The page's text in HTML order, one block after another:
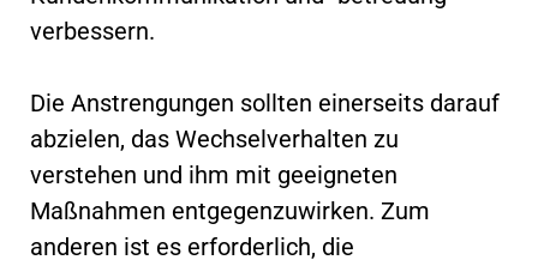
verbessern.
Die Anstrengungen sollten einerseits darauf
abzielen, das Wechselverhalten zu
verstehen und ihm mit geeigneten
Maßnahmen entgegenzuwirken. Zum
anderen ist es erforderlich, die